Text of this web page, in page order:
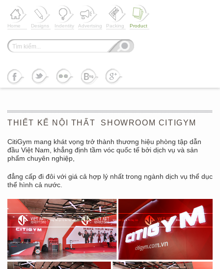
Home Designs Indentity Advertsing Packing Product
THIẾT KẾ NỘI THẤT SHOWROOM CITIGYM
CitiGym mang khát vọng trở thành thương hiệu phòng tập dẫn
đầu Việt Nam, khẳng định tầm vóc quốc tế bởi dịch vụ và sản
phẩm chuyên nghiệp,
đẳng cấp đi đôi với giá cả hợp lý nhất trong ngành dịch vụ thể dục
thể hình cả nước.